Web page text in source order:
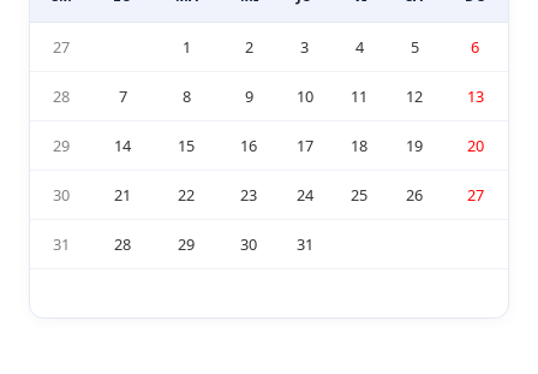
27 1 2 3 4 5 6
28 7 8 9 10 11 12 13
29 14 15 16 17 18 19 20
30 21 22 23 24 25 26 27
31 28 29 30 31